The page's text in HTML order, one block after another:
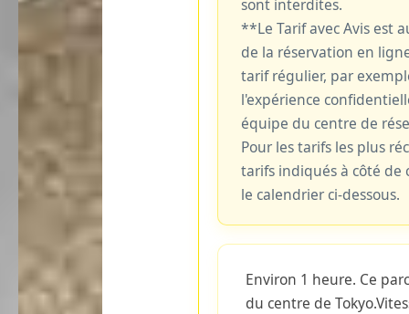
sont interdites.
**Le Tarif avec Avis est
de la réservation en
tarif régulier, par
l'expérience
équipe du centre de
Pour les tarifs les plus
tarifs indiqués à côté de
le calendrier ci-dessous.
Environ 1 heure. Ce
du centre de